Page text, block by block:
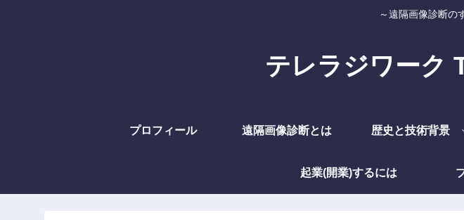
～遠隔画像診断の
テレラジワーク
プロフィール 遠隔画像診断とは 歴史と技術背景
起業(開業)するには